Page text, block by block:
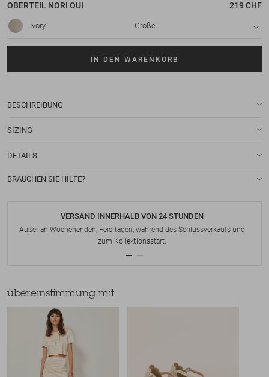
OBERTEIL NORI OUI 219 CHF
Ivory Größe
IN DEN WARENKORB
BESCHREIBUNG
SIZING
DETAILS
BRAUCHEN SIE HILFE?
VERSAND INNERHALB VON 24 STUNDEN
Außer an Wochenenden, Feiertagen, während des Schlussverkaufs und
zum Kollektionsstart.
übereinstimmung mit